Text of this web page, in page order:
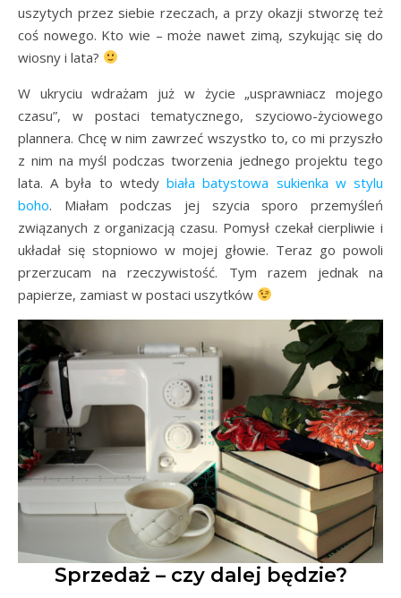
uszytych przez siebie rzeczach, a przy okazji stworzę też
coś nowego. Kto wie – może nawet zimą, szykując się do
wiosny i lata?
W ukryciu wdrażam już w życie „usprawniacz mojego
czasu”, w postaci tematycznego, szyciowo-życiowego
plannera. Chcę w nim zawrzeć wszystko to, co mi przyszło
z nim na myśl podczas tworzenia jednego projektu tego
lata. A była to wtedybiała batystowa sukienka w stylu
boho. Miałam podczas jej szycia sporo przemyśleń
związanych z organizacją czasu. Pomysł czekał cierpliwie i
układał się stopniowo w mojej głowie. Teraz go powoli
przerzucam na rzeczywistość. Tym razem jednak na
papierze, zamiast w postaci uszytków
Sprzedaż – czy dalej będzie?